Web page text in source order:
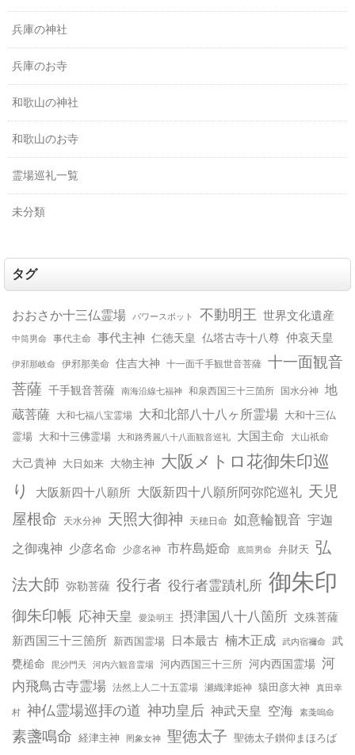
兵庫の神社
兵庫のお寺
和歌山の神社
和歌山のお寺
霊場巡礼一覧
未分類
タグ
おおさか十三仏霊場 パワースポット 不動明王 世界文化遺産
中筒男命 事代主命 事代主神 仁徳天皇 仏塔古寺十八尊 仲哀天皇
伊邪那岐命 伊邪那美命 住吉大神 十一面千手観世音菩薩 十一面観音
菩薩 千手観音菩薩 南海沿線七福神 和泉西国三十三箇所 国水分神 地
蔵菩薩
大和七福八宝霊場 大和北部八十八ヶ所霊場 大和十三仏
霊場 大和十三佛霊場 大和路秀麗八十八面観音巡礼 大国主命 大山祇命
大己貴神 大日如来 大物主神 大阪メトロ花御朱印巡
り
大阪新四十八願所 大阪新四十八願所阿弥陀巡礼 天児
屋根命
天水分神 天照大御神 天穂日命 如意輪観音 宇迦
之御魂神 少彦名命 少彦名神 市杵島姫命 底筒男命 弁財天 弘
法大師 弥勒菩薩 役行者 役行者霊蹟札所 御朱印
御朱印帳 応神天皇 愛染明王 摂津国八十八箇所 文殊菩薩
新西国三十三箇所 新西国霊場 日本最古 楠木正成 武内宿禰命
武
甕槌命
毘沙門天 河内六観音霊場 河内西国三十三所 河内西国霊場 河
内飛鳥古寺霊場 法然上人二十五霊場 瀬織津姫神 猿田彦大神 真田幸
村 神仏霊場巡拝の道 神功皇后 神武天皇 空海 素戔嗚命
素盞鳴命 経津主神 罔象女神 聖徳太子 聖徳太子鑚仰まほろば